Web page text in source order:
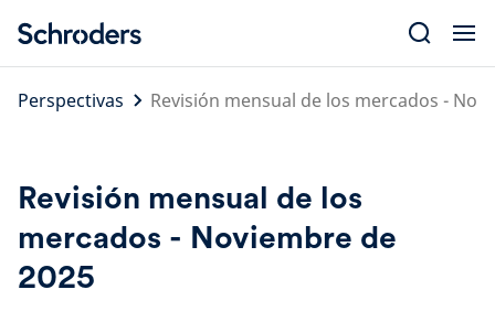
content
Perspectivas
Revisión mensual de los mercados -
Revisión mensual de los
mercados - Noviembre de
2025